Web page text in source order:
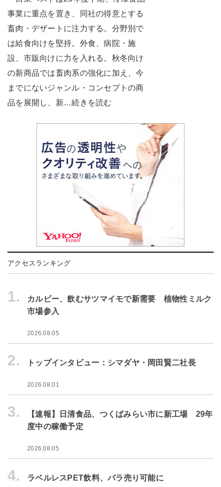
事業に重点を置き、同社の得意とする
畜肉・デザートに注力する。分野別で
は給食向けを堅持。外食、病院・施
設、市販向けに力を入れる。秋冬向け
の新商品では畜肉系の強化に加え、今
までにないジャンル・コンセプトの商
品を展開し、新…続きを読む
アクセスランキング
1.
カルビー、飲むサツマイモで新需要 植物性ミルク
市場参入
2026.08.05
2. トップインタビュー：シマダヤ・岡田賢二社長
2026.08.01
3.
【速報】日清食品、つくばみらい市に新工場 29年
度中の稼働予定
2026.08.05
4. ラベルレスPET飲料、バラ売り可能に